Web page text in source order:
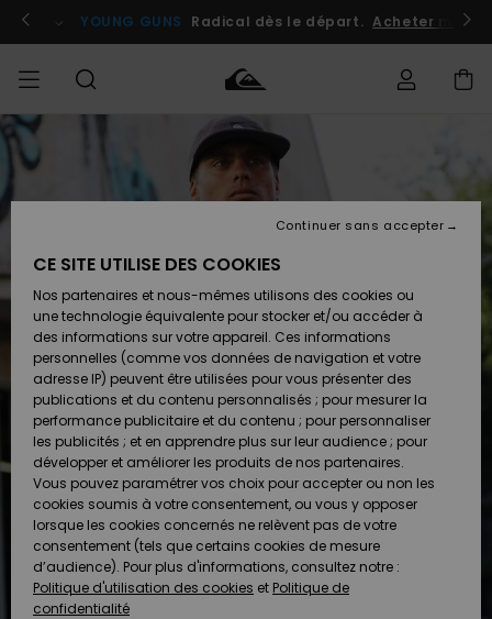
l'information
le
Se connecter / s'inscrire
YOUNG GUNS Radical dès le départ. Acheter
HOMME Vêtements
Chaussures
& Tongs
Surf
Snow
Nouveautés
Vêtements
Chaussures
& Tongs
Surf
Snow
Nouveautés
FEMME
Shop
A
Découvrir
Snow
SURF
Surf
Shop
Homme
Surf
Shop
Enfant
Highlights
Communauté
SNOW
Snow
Shop
Homme
Snow
Shop
Enfant
Snow
Shop
Femme
A
Découvrir
Communauté
OUTLET
Outlet
Homme
Enfant
Outlet
Femme
AIDE &
CONTACT
Accéder à
commande
Retours
Paiement
Carte
Cadeau
Quiksilver
Freedom
Protection
des
MAGASINS
CE SITE UTILISE DES COOKIES
Nos partenaires et nous-mêmes utilisons des cookies ou
une technologie équivalente pour stocker et/ou accéder à
des informations sur votre appareil. Ces informations
personnelles (comme vos données de navigation et votre
adresse IP) peuvent être utilisées pour vous présenter des
publications et du contenu personnalisés ; pour mesurer la
performance publicitaire et du contenu ; pour personnaliser
les publicités ; et en apprendre plus sur leur audience ; pour
développer et améliorer les produits de nos partenaires.
Vous pouvez paramétrer vos choix pour accepter ou non les
cookies soumis à votre consentement, ou vous y opposer
lorsque les cookies concernés ne relèvent pas de votre
consentement (tels que certains cookies de mesure
d’audience). Pour plus d'informations, consultez notre :
Politique d'utilisation des cookies et Politique de
confidentialité
Continuer sans accepter